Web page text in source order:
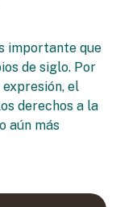
importante que
de siglo. Por
el
derechos a la
aún más